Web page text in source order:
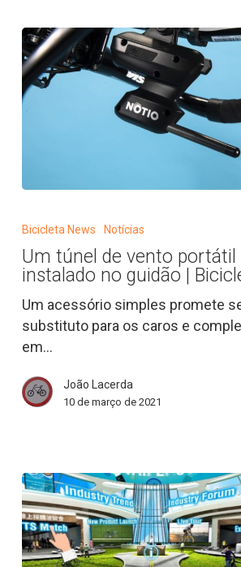
vento
portátil
e
que
vai
no
guidão
News
Bicicleta News Notícias
Um túnel de vento portátil
instalado no guidão |
Um acessório simples promete
substituto para os caros e
em…
João Lacerda
10 de março de 2021